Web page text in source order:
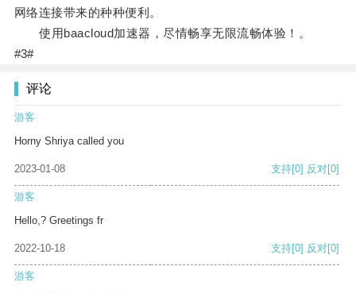
网络连接带来的种种便利。
使用baacloud加速器，尽情畅享无限流畅体验！。
#3#
评论
游客
Horny Shriya called you
2023-01-08 支持[0] 反对[0]
游客
Hello,? Greetings fr
2022-10-18 支持[0] 反对[0]
游客